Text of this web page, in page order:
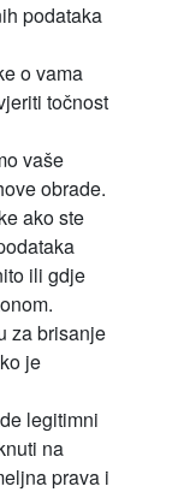
podataka
o vama
točnost
vaše
obrade.
ako ste
ili gdje
za brisanje
je
legitimni
na
prava i